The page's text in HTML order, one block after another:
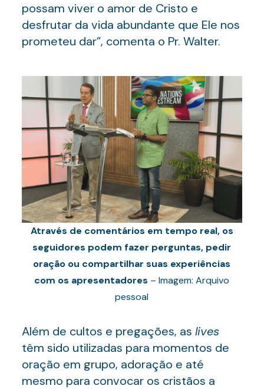
possam viver o amor de Cristo e
desfrutar da vida abundante que Ele nos
prometeu dar”, comenta o Pr. Walter.
Através de comentários em tempo real, os
seguidores podem fazer perguntas, pedir
oração ou compartilhar suas experiências
com os apresentadores – Imagem: Arquivo
pessoal
Além de cultos e pregações, as lives
têm sido utilizadas para momentos de
oração em grupo, adoração e até
mesmo para convocar os cristãos a